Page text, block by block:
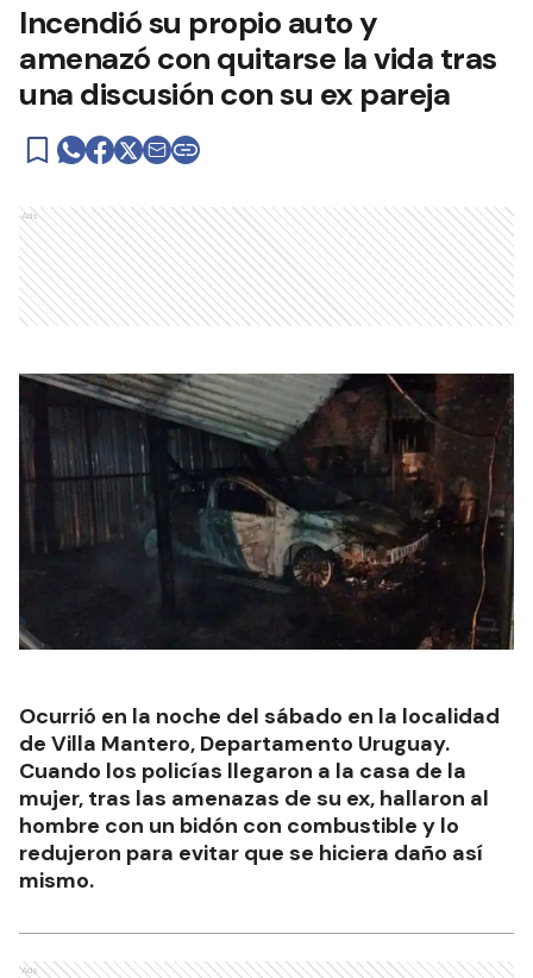
Incendió su propio auto y
amenazó con quitarse la vida tras
una discusión con su ex pareja
Ads
Ocurrió en la noche del sábado en la localidad
de Villa Mantero, Departamento Uruguay.
Cuando los policías llegaron a la casa de la
mujer, tras las amenazas de su ex, hallaron al
hombre con un bidón con combustible y lo
redujeron para evitar que se hiciera daño así
mismo.
Ads